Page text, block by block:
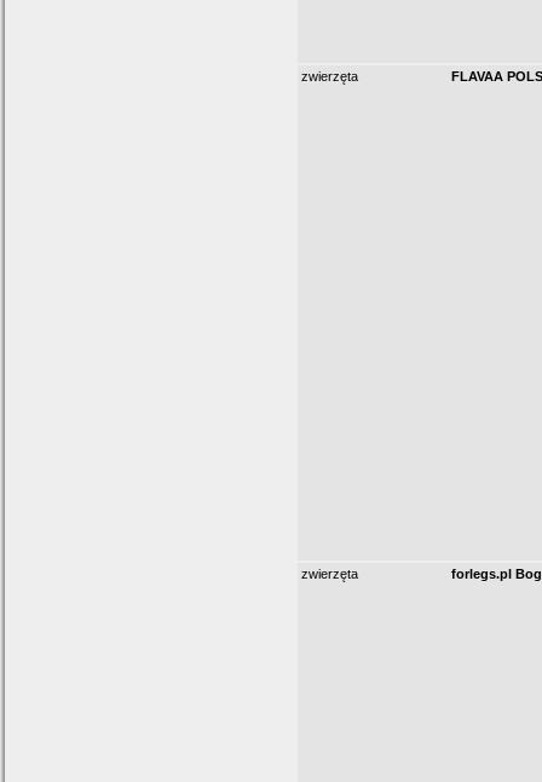
zwierzęta FLAVAA
zwierzęta forlegs.pl